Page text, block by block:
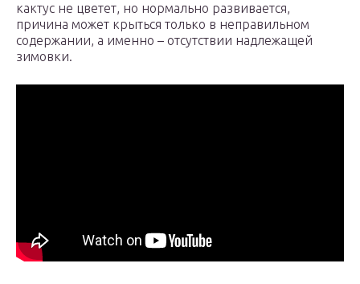
кактус не цветет, но нормально развивается,
причина может крыться только в неправильном
содержании, а именно – отсутствии надлежащей
зимовки.